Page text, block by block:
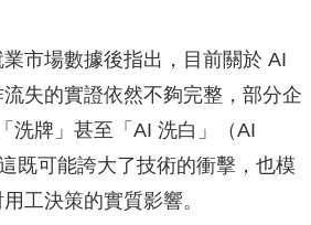
市場數據後指出，目前關於 AI
失的實證依然不夠完整，部分企
洗牌」甚至「AI 洗白」（AI
既可能誇大了技術的衝擊，也模
工決策的實質影響。